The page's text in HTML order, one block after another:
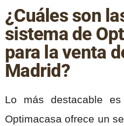
¿Cuáles son
sistema de
para la venta
Madrid?
Lo más destacable
Optimacasa ofrece un